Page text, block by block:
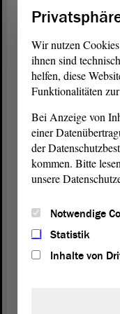
Sie sind hilfreich,
gerade dann,
Anliegen geht, ist
Miteinander das
Drittens damit
Praxisblick vor :
stellte schon im
gestiegene
der
digitale
nicht immer
Wir nutzen
ihnen sind
helfen, diese
Funktionalitäten
Bei Anzeige von
einer
der
kommen. Bitte
unsere
Notwendige
Statistik
Inhalte von